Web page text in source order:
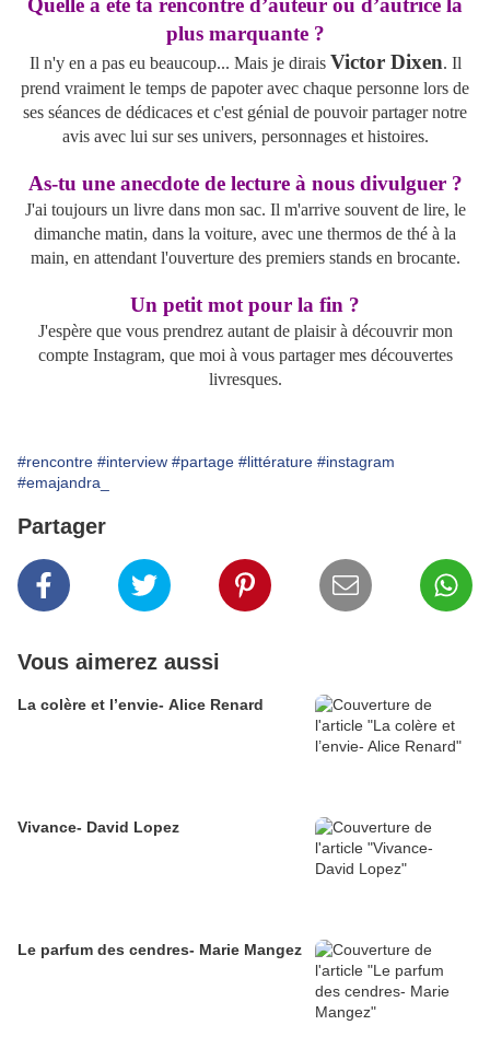
Quelle a été ta rencontre d’auteur ou d’autrice la
plus marquante ?
Il n'y en a pas eu beaucoup... Mais je dirais Victor Dixen. Il
prend vraiment le temps de papoter avec chaque personne lors de
ses séances de dédicaces et c'est génial de pouvoir partager notre
avis avec lui sur ses univers, personnages et histoires.
As-tu une anecdote de lecture à nous divulguer ?
J'ai toujours un livre dans mon sac. Il m'arrive souvent de lire, le
dimanche matin, dans la voiture, avec une thermos de thé à la
main, en attendant l'ouverture des premiers stands en brocante.
Un petit mot pour la fin ?
J'espère que vous prendrez autant de plaisir à découvrir mon
compte Instagram, que moi à vous partager mes découvertes
livresques.
#rencontre #interview #partage #littérature #instagram
#emajandra_
Partager
Vous aimerez aussi
La colère et l’envie- Alice Renard
Vivance- David Lopez
Le parfum des cendres- Marie Mangez